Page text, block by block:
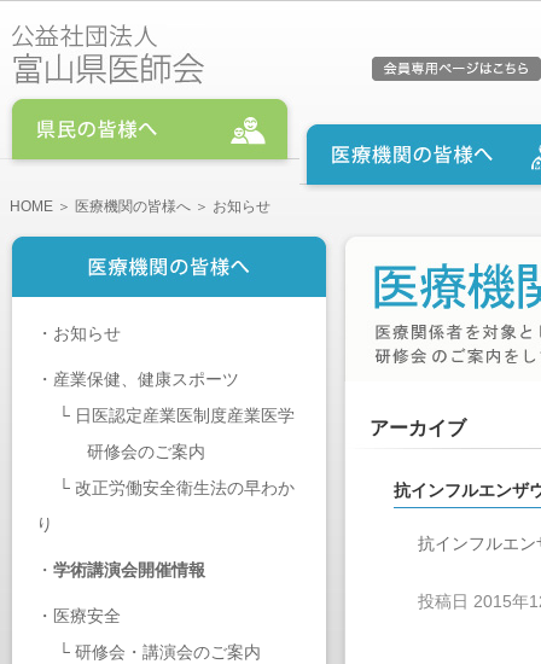
HOME ＞ 医療機関の皆様へ ＞ お知らせ
・ お知らせ
・ 産業保健、健康スポーツ
└ 日医認定産業医制度産業医学
研修会のご案内
└ 改正労働安全衛生法の早わか
り
・ 学術講演会開催情報
・ 医療安全
└ 研修会・講演会のご案内
アーカイブ
抗インフルエンザ
抗インフルエ
投稿日 2015年